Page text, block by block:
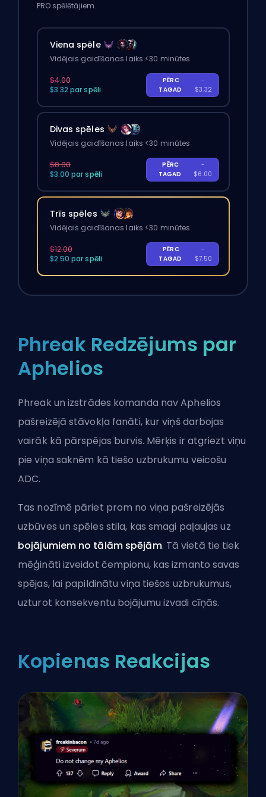
PRO spēlētājiem.
Viena spēle
Vidējais gaidīšanas laiks <30 minūtes
$4.00
$3.32 par spēli
PĒRC
TAGAD
-
$3.32
Divas spēles
Vidējais gaidīšanas laiks <30 minūtes
$8.00
$3.00 par spēli
PĒRC
TAGAD
-
$6.00
Trīs spēles
Vidējais gaidīšanas laiks <30 minūtes
$12.00
$2.50 par spēli
PĒRC
TAGAD
-
$7.50
Phreak Redzējums par
Aphelios
Phreakun izstrādes komanda nav Aphelios
pašreizējā stāvokļa fanāti, kur viņš darbojas
vairāk kā pārspējas burvis. Mērķis ir atgriezt viņu
pie viņa saknēm kā tiešo uzbrukumu veicošu
ADC.
Tas nozīmē pāriet prom no viņa pašreizējās
uzbūves un spēles stila, kas smagi paļaujas uz
bojājumiem no tālām spējām. Tā vietā tie tiek
mēģināti izveidot čempionu, kas izmanto savas
spējas, lai papildinātu viņa tiešos uzbrukumus,
uzturot konsekventu bojājumu izvadi cīņās.
Kopienas Reakcijas